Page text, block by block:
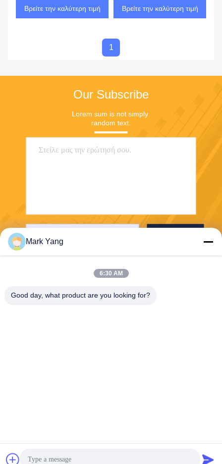
Βρείτε την καλύτερη τιμή
παραθύρων στεγών
Βρείτε την καλύτερη τιμή
1
Our Subscribe
Lorem sum is not simply
random text.
Mark Yang
6:30 AM
Good day, what product are you looking for?